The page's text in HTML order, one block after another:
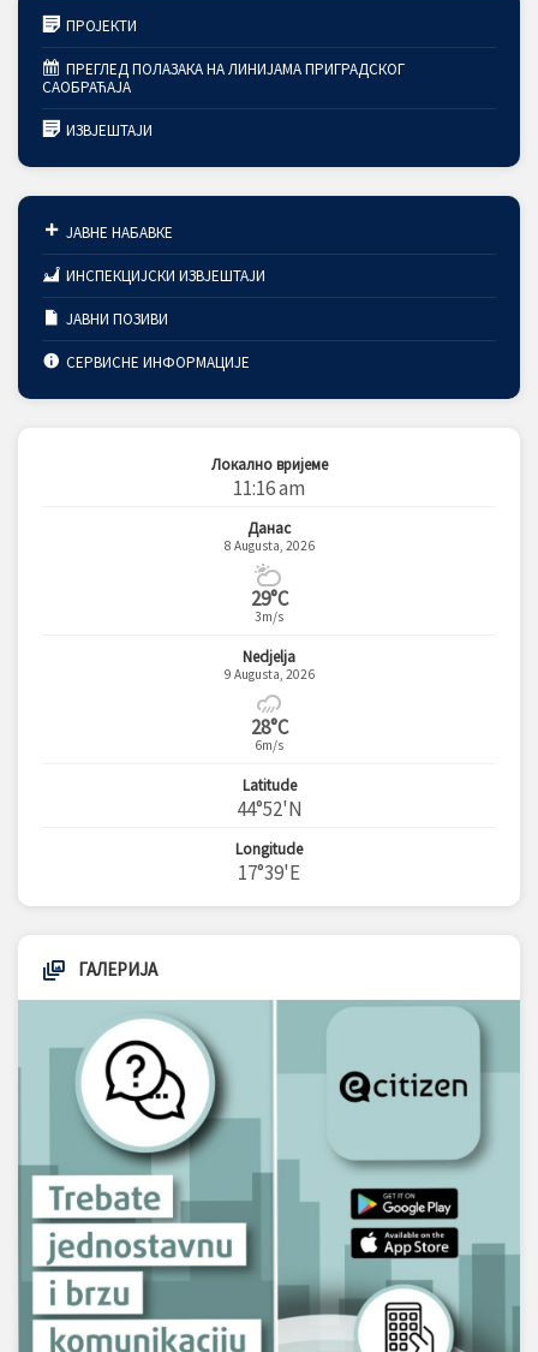
ПРОЈЕКТИ
ПРЕГЛЕД ПОЛАЗАКА НА ЛИНИЈАМА ПРИГРАДСКОГ
САОБРАЋАЈА
ИЗВЈЕШТАЈИ
ЈАВНЕ НАБАВКЕ
ИНСПЕКЦИЈСКИ ИЗВЈЕШТАЈИ
ЈАВНИ ПОЗИВИ
СЕРВИСНЕ ИНФОРМАЦИЈЕ
Локално вријеме
11:16 am
Данас
8 Augusta, 2026
29°C
3m/s
Nedjelja
9 Augusta, 2026
28°C
6m/s
Latitude
44°52'N
Longitude
17°39'E
ГАЛЕРИЈА